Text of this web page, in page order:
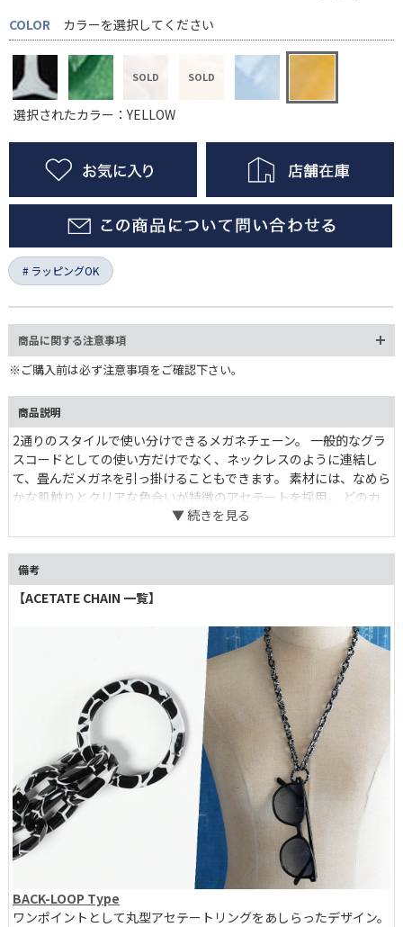
COLOR
カラーを選択してください
選択されたカラー：YELLOW
ラッピングOK
商品に関する注意事項
※ご購入前は必ず注意事項をご確認下さい。
商品説明
2通りのスタイルで使い分けできるメガネチェーン。 一般的なグラ
スコードとしての使い方だけでなく、ネックレスのように連結し
て、畳んだメガネを引っ掛けることもできます。 素材には、なめら
かな肌触りとクリアな色合いが特徴のアセテートを採用。 どのカ
ラーをどのスタイルで取り入れるか、ファッションの一部としてお
愉しみください。 ギフトにも嬉しい、華やかなデザインパッケー
ジ付き。
備考
【ACETATE CHAIN 一覧】
BACK-LOOP Type
ワンポイントとして丸型アセテートリングをあしらったデザイン。